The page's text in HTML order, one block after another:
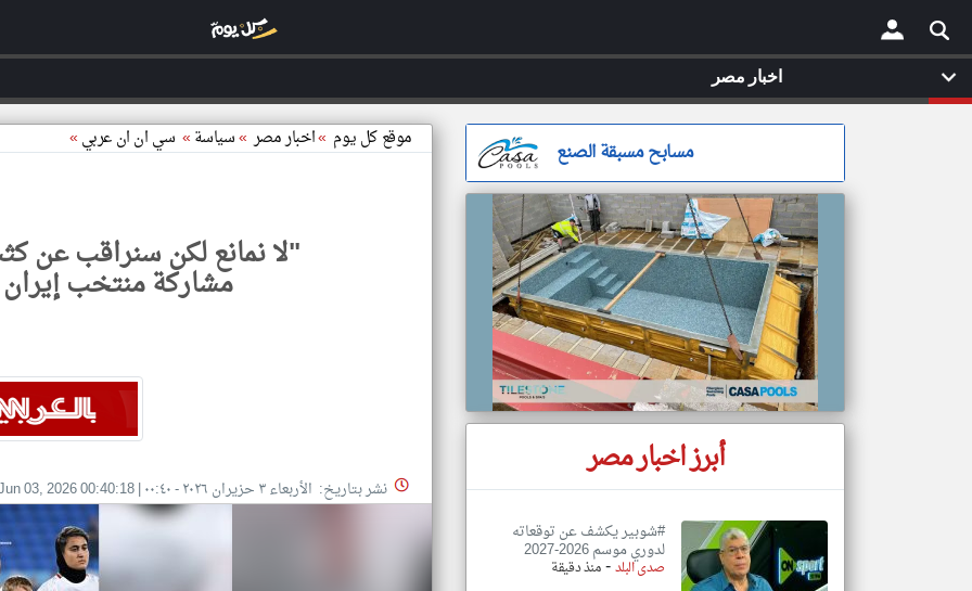
× موقع كل يوم »اخبار مصر »سياسة» سي ان ان عربي»
"لا نمانع لكن سنراقب عن
مشاركة منتخب
نشر بتاريخ: الأربعاء ٣ حزيران ٢٠٢٦ - ٠٠:٤٠ |
03, 2026 00:40:18
مسابح مسبقة الصنع
أبرز اخبار مصر
#شوبير يكشف عن توقعاته
لدوري موسم 2026-2027
صدى البلد-منذ دقيقة
اخبار مصر